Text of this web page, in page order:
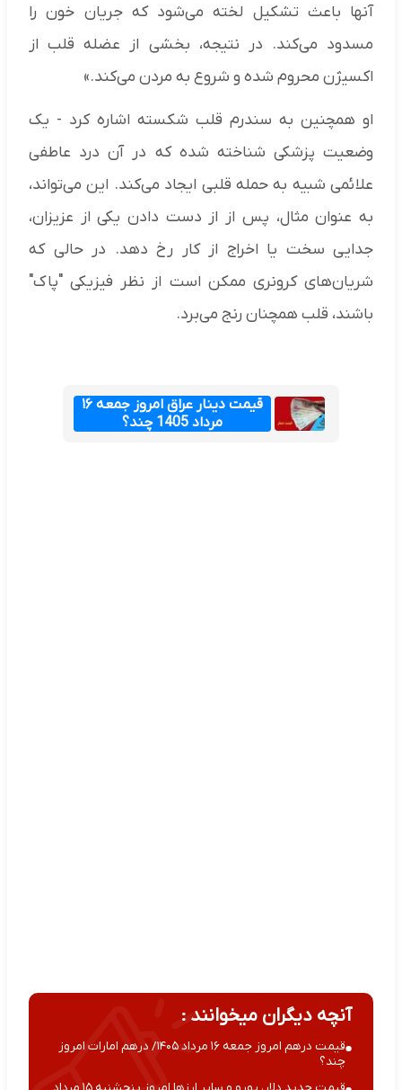
آنها باعث تشکیل لخته می‌شود که جریان خون را
مسدود می‌کند. در نتیجه، بخشی از عضله قلب از
اکسیژن محروم شده و شروع به مردن می‌کند.»
او همچنین به سندرم قلب شکسته اشاره کرد - یک
وضعیت پزشکی شناخته شده که در آن درد عاطفی
علائمی شبیه به حمله قلبی ایجاد می‌کند. این می‌تواند،
به عنوان مثال، پس از از دست دادن یکی از عزیزان،
جدایی سخت یا اخراج از کار رخ دهد. در حالی که
شریان‌های کرونری ممکن است از نظر فیزیکی "پاک"
باشند، قلب همچنان رنج می‌برد.
قیمت دینار عراق امروز جمعه ۱۶
مرداد 1405 چند؟
آنچه دیگران میخوانند :
قیمت درهم امروز جمعه ۱۶ مرداد ۱۴۰۵/ درهم امارات امروز
چند؟